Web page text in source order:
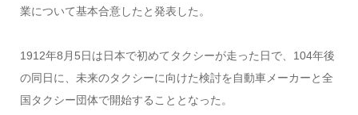
業について基本合意したと発表した。
1912年8月5日は日本で初めてタクシーが走った日で、104年後
の同日に、未来のタクシーに向けた検討を自動車メーカーと全
国タクシー団体で開始することとなった。